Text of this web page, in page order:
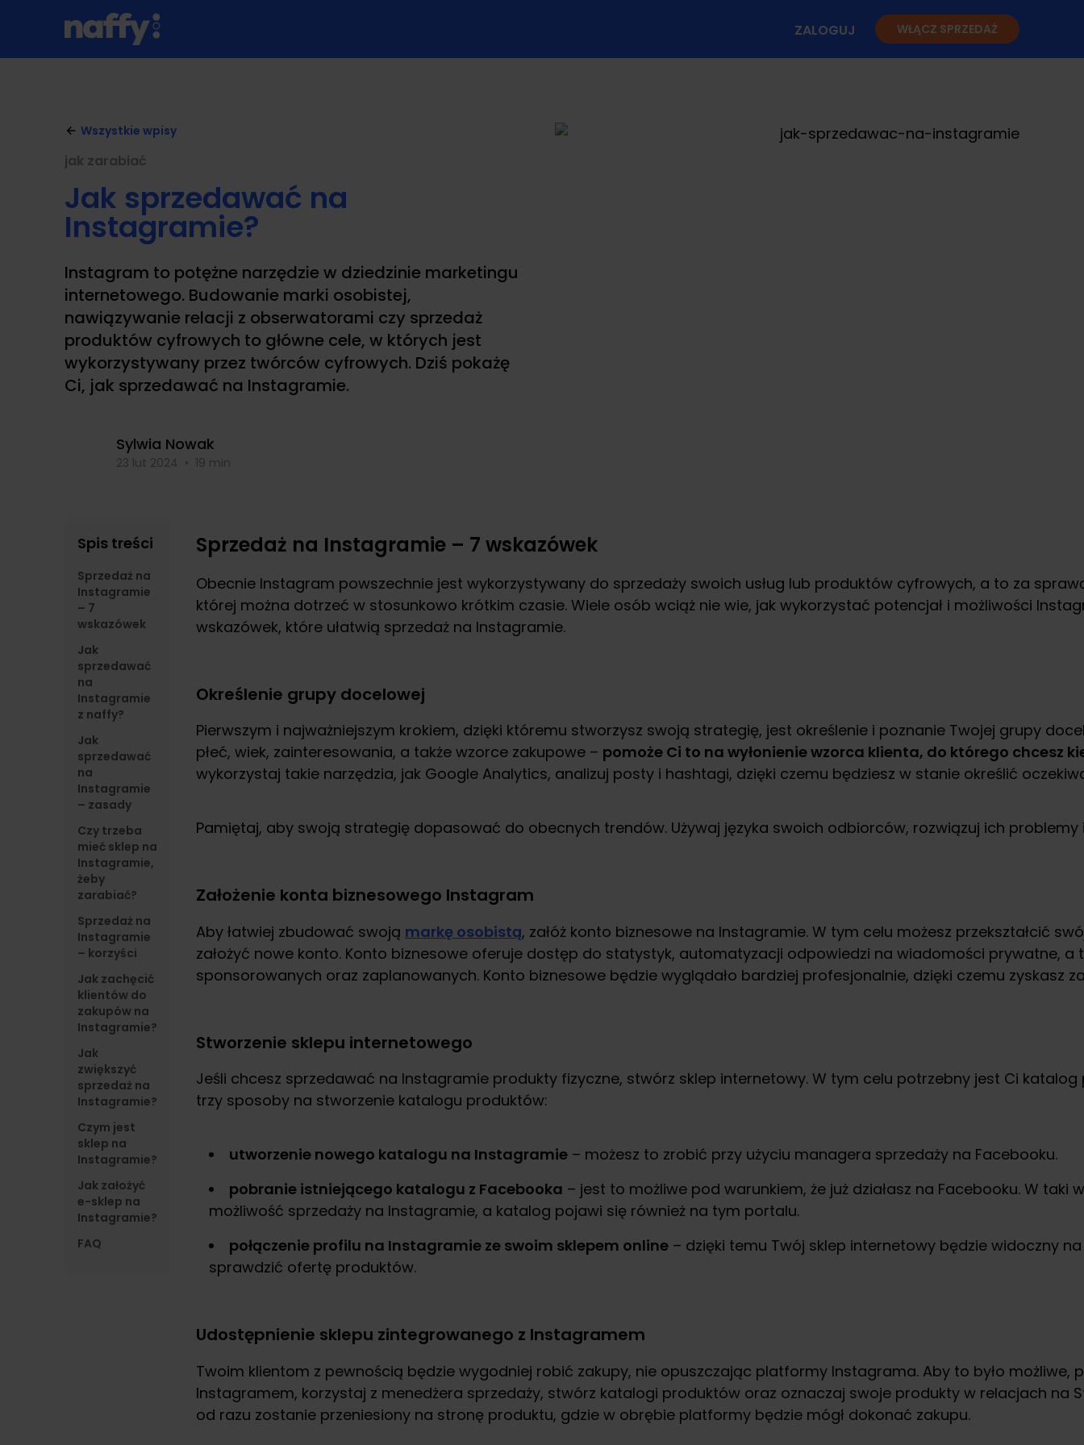
ZALOGUJ WŁĄCZ SPRZEDAŻ
Wszystkie wpisy
jak zarabiać
Jak sprzedawać na
Instagramie?
Instagram to potężne narzędzie w dziedzinie marketingu
internetowego. Budowanie marki osobistej,
nawiązywanie relacji z obserwatorami czy sprzedaż
produktów cyfrowych to główne cele, w których jest
wykorzystywany przez twórców cyfrowych. Dziś pokażę
Ci, jak sprzedawać na Instagramie.
Sylwia Nowak
23 lut 2024 • 19 min
Spis treści
Sprzedaż na
Instagramie
– 7
wskazówek
Jak
sprzedawać
na
Instagramie
z naffy?
Jak
sprzedawać
na
Instagramie
– zasady
Czy trzeba
mieć sklep na
Instagramie,
żeby
zarabiać?
Sprzedaż na
Instagramie
– korzyści
Jak zachęcić
klientów do
zakupów na
Instagramie?
Jak
zwiększyć
sprzedaż na
Instagramie?
Czym jest
sklep na
Instagramie?
Jak założyć
e-sklep na
Instagramie?
FAQ
Sprzedaż na Instagramie – 7 wskazówek
Obecnie Instagram powszechnie jest wykorzystywany do sprzedaży swoich usług lub produktów cyfrowych, a to za
której można dotrzeć w stosunkowo krótkim czasie. Wiele osób wciąż nie wie, jak wykorzystać potencjał i możliwości
wskazówek, które ułatwią sprzedaż na Instagramie.
Określenie grupy docelowej
Pierwszym i najważniejszym krokiem, dzięki któremu stworzysz swoją strategię, jest określenie i poznanie Twojej grupy
płeć, wiek, zainteresowania, a także wzorce zakupowe – pomoże Ci to na wyłonienie wzorca klienta, do którego chcesz
wykorzystaj takie narzędzia, jak Google Analytics, analizuj posty i hashtagi, dzięki czemu będziesz w stanie określić
Pamiętaj, aby swoją strategię dopasować do obecnych trendów. Używaj języka swoich odbiorców, rozwiązuj ich problemy
Założenie konta biznesowego Instagram
Aby łatwiej zbudować swoją markę osobistą, załóż konto biznesowe na Instagramie. W tym celu możesz przekształcić
założyć nowe konto. Konto biznesowe oferuje dostęp do statystyk, automatyzacji odpowiedzi na wiadomości prywatne,
sponsorowanych oraz zaplanowanych. Konto biznesowe będzie wyglądało bardziej profesjonalnie, dzięki czemu zyskasz
Stworzenie sklepu internetowego
Jeśli chcesz sprzedawać na Instagramie produkty fizyczne, stwórz sklep internetowy. W tym celu potrzebny jest Ci
trzy sposoby na stworzenie katalogu produktów:
utworzenie nowego katalogu na Instagramie – możesz to zrobić przy użyciu managera sprzedaży na Facebooku.
pobranie istniejącego katalogu z Facebooka – jest to możliwe pod warunkiem, że już działasz na Facebooku. W taki
możliwość sprzedaży na Instagramie, a katalog pojawi się również na tym portalu.
połączenie profilu na Instagramie ze swoim sklepem online – dzięki temu Twój sklep internetowy będzie widoczny
sprawdzić ofertę produktów.
Udostępnienie sklepu zintegrowanego z Instagramem
Twoim klientom z pewnością będzie wygodniej robić zakupy, nie opuszczając platformy Instagrama. Aby to było
Instagramem, korzystaj z menedżera sprzedaży, stwórz katalogi produktów oraz oznaczaj swoje produkty w relacjach na
od razu zostanie przeniesiony na stronę produktu, gdzie w obrębie platformy będzie mógł dokonać zakupu.